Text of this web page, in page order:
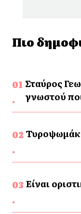
Πιο
Σταύρος
γνωστού
Είναι